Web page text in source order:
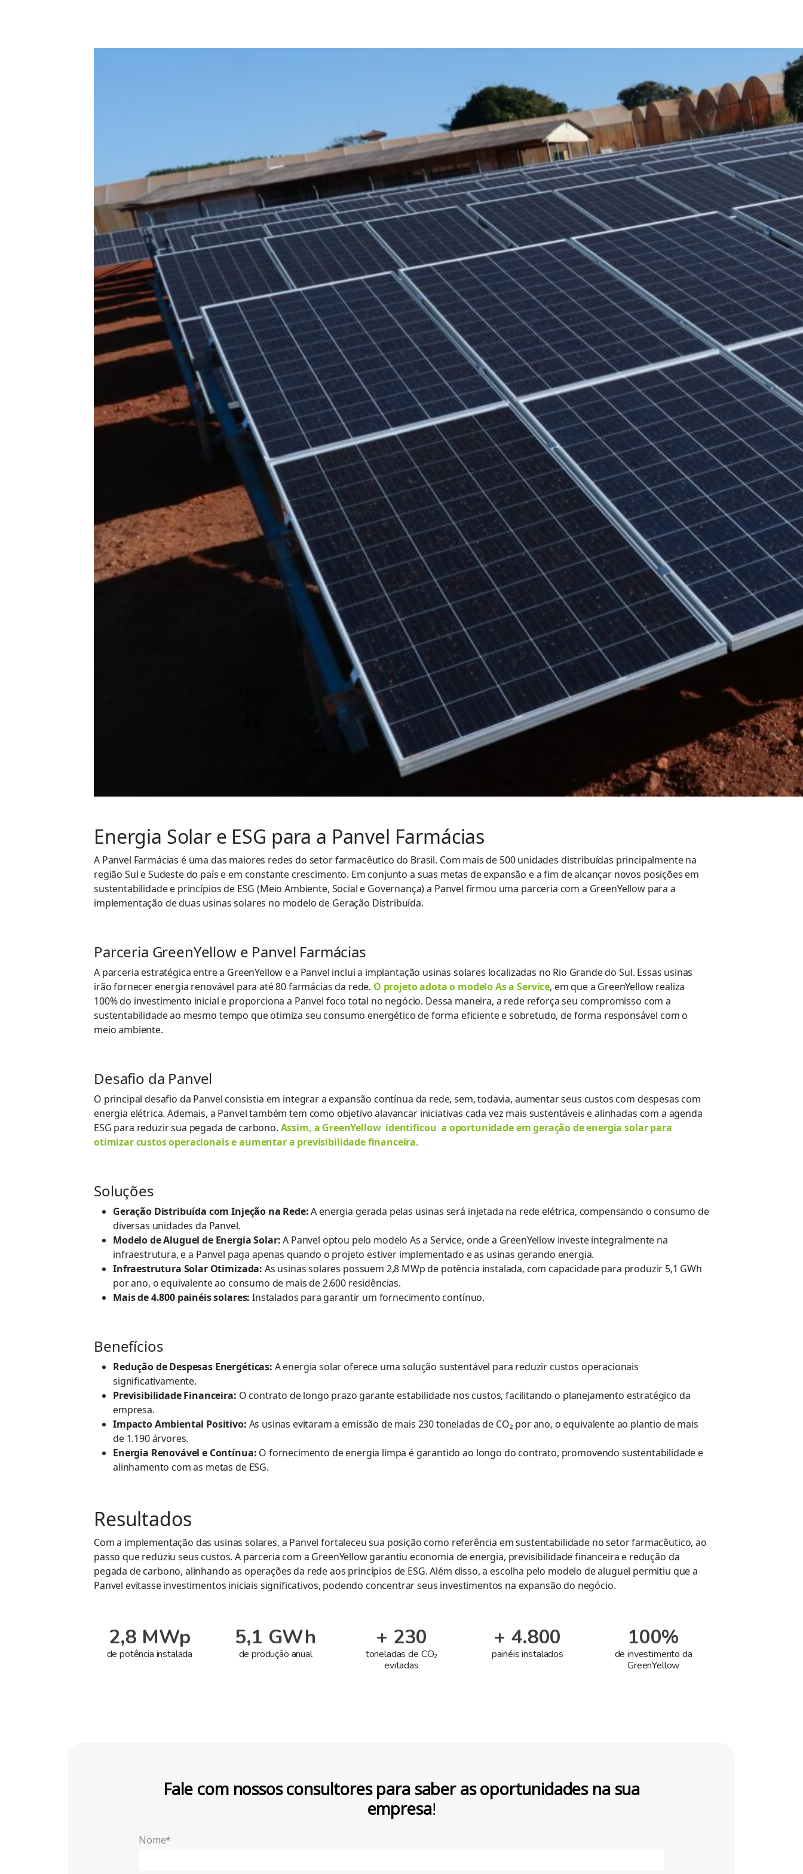
Energia Solar e ESG para a Panvel Farmácias
A Panvel Farmácias é uma das maiores redes do setor farmacêutico do Brasil. Com mais de 500 unidades distribuídas principalmente na
região Sul e Sudeste do país e em constante crescimento. Em conjunto a suas metas deexpansão e a fim de alcançar novos posições em
sustentabilidade e princípios de ESG (Meio Ambiente, Social e Governança)a Panvel firmou uma parceria com a GreenYellowpara a
implementação de duas usinas solares no modelo de Geração Distribuída.
Parceria GreenYellow e Panvel Farmácias
A parceria estratégica entre a GreenYellow e a Panvel inclui a implantação usinas solares localizadas no Rio Grande do Sul. Essas usinas
irão fornecer energia renovável para até 80 farmácias da rede. O projetoadotao modelo As aService, em que a GreenYellowrealiza
100% do investimento inicial e proporciona a Panvel foco total no negócio. Dessa maneira, a rede reforça seu compromisso com a
sustentabilidade ao mesmo tempo que otimiza seu consumo energético de forma eficiente e sobretudo, de forma responsável com o
meio ambiente.
Desafio da Panvel
O principal desafio da Panvel consistia em integrar a expansão contínua da rede, sem, todavia, aumentar seus custos com despesas com
energia elétrica. Ademais, a Panveltambém tem como objetivo alavancar iniciativas cada vez mais sustentáveis e alinhadas com a agenda
ESG para reduzir sua pegada de carbono. Assim, a GreenYellow identificou a oportunidadeem geração de energia solarpara
otimizar custos operacionais e aumentar a previsibilidade financeira.
Soluções
Geração Distribuída com Injeção na Rede: A energia gerada pelas usinas será injetada na rede elétrica, compensando o consumo de
diversas unidades da Panvel.
Modelo de Aluguel de Energia Solar:A Panvel optou pelo modelo As a Service, onde a GreenYellow investe integralmente na
infraestrutura, e a Panvel paga apenas quando o projeto estiver implementado e as usinas gerando energia.
Infraestrutura Solar Otimizada: As usinas solares possuem 2,8 MWp de potência instalada, com capacidade para produzir 5,1 GWh
por ano, o equivalente ao consumo de mais de 2.600 residências.
Mais de 4.800 painéis solares: Instalados para garantir um fornecimento contínuo.
Benefícios
Redução de Despesas Energéticas: A energia solar oferece uma solução sustentável para reduzir custos operacionais
significativamente.
Previsibilidade Financeira: O contrato de longo prazo garante estabilidade nos custos, facilitando o planejamento estratégico da
empresa.
Impacto Ambiental Positivo: As usinas evitaram a emissão de mais 230 toneladas de CO₂ por ano, o equivalente ao plantio de mais
de 1.190 árvores.
Energia Renovável e Contínua: O fornecimento de energia limpa é garantido ao longo do contrato, promovendo sustentabilidade e
alinhamento com as metas de ESG.
Resultados
Com a implementação das usinas solares, a Panvel fortaleceu sua posição como referência em sustentabilidade no setor farmacêutico, ao
passo que reduziu seus custos. A parceria com a GreenYellow garantiu economia de energia, previsibilidade financeira e redução da
pegada de carbono, alinhando as operações da rede aos princípios de ESG. Além disso, a escolha pelo modelo de aluguel permitiu que a
Panvel evitasse investimentos iniciais significativos, podendo concentrar seus investimentos na expansão do negócio.
2,8 MWp
de potência instalada
5,1 GWh
de produção anual
+ 230
toneladas de CO₂
evitadas
+ 4.800
painéis instalados
100%
de investimento da
GreenYellow
Fale com nossos consultores para saber as oportunidades na sua
empresa!
Nome*